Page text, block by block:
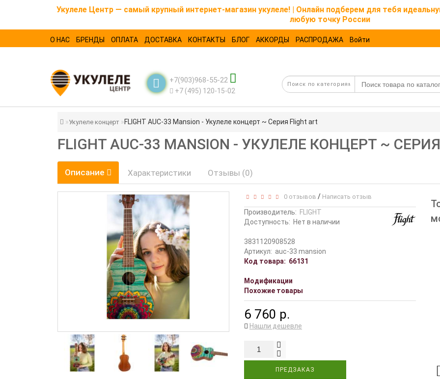
Укулеле Центр — самый крупный интернет-магазин укулеле! | Онлайн подберем для тебя
любую точку России
О НАС БРЕНДЫ ОПЛАТА ДОСТАВКА КОНТАКТЫ БЛОГ АККОРДЫ РАСПРОДАЖА Войти
+7(903)968-55-22
+7 (495) 120-15-02
Укулеле концерт FLIGHT AUC-33 Mansion - Укулеле концерт ~ Серия Flight art
FLIGHT AUC-33 MANSION - УКУЛЕЛЕ КОНЦЕРТ ~ СЕРИЯ
Описание Характеристики Отзывы (0)
0 отзывов / Написать отзыв
Производитель: FLIGHT
Доступность: Нет в наличии
3831120908528
Артикул: auc-33 mansion
Код товара: 66131
Модификации
Похожие товары
6 760 р.
Нашли дешевле
ПРЕДЗАКАЗ